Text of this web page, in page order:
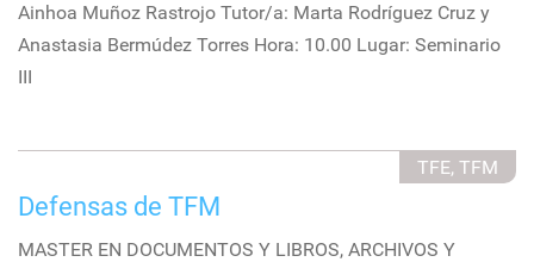
Ainhoa Muñoz Rastrojo Tutor/a: Marta Rodríguez Cruz y
Anastasia Bermúdez Torres Hora: 10.00 Lugar: Seminario
III
TFE, TFM
Defensas de TFM
MASTER EN DOCUMENTOS Y LIBROS, ARCHIVOS Y